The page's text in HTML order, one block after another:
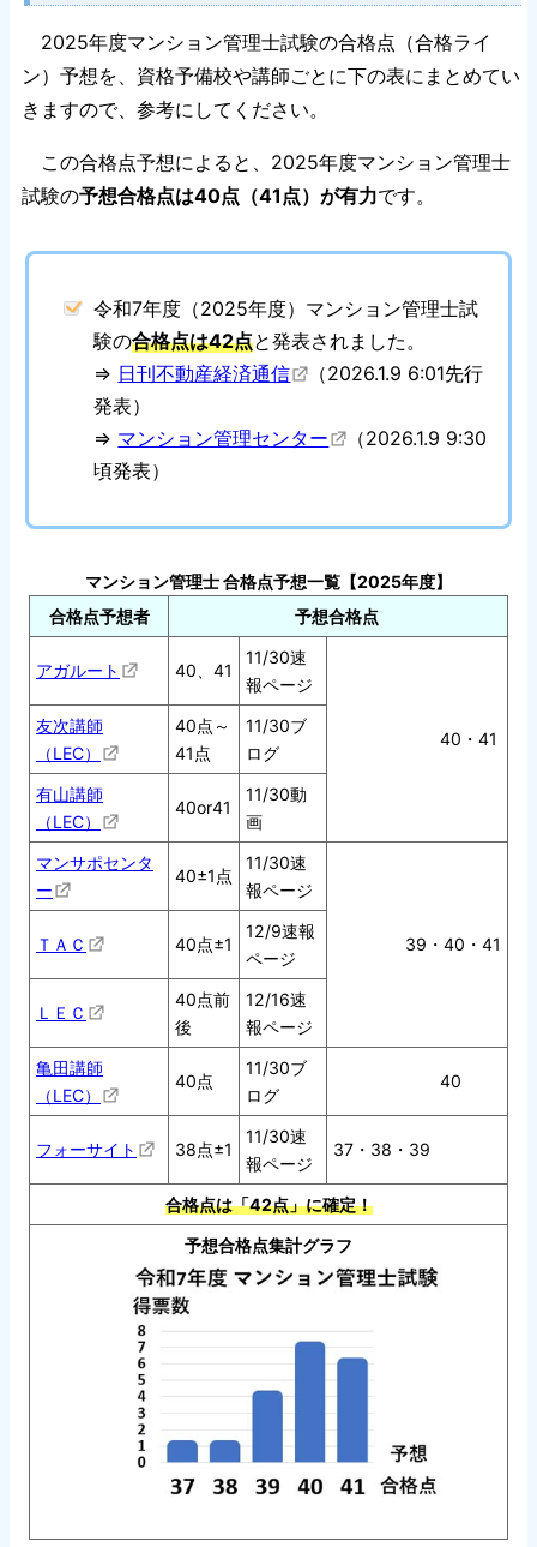
2025年度マンション管理士試験の合格点（合格ライ
ン）予想を、資格予備校や講師ごとに下の表にまとめてい
きますので、参考にしてください。
この合格点予想によると、2025年度マンション管理士
試験の予想合格点は40点（41点）が有力です。
令和7年度（2025年度）マンション管理士試
験の合格点は42点と発表されました。
⇒ 日刊不動産経済通信
（2026.1.9 6:01先行
発表）
⇒ マンション管理センター
（2026.1.9 9:30
頃発表）
マンション管理士 合格点予想一覧【2025年度】
合格点予想者
予想合格点
アガルート 40、41
11/30速
報ページ
40・41
友次講師
（LEC）
40点～
41点
11/30ブ
ログ
有山講師
（LEC）
40or41
11/30動
画
マンサポセンタ
ー
40±1点
11/30速
報ページ
39・40・41
ＴＡＣ 40点±1
12/9速報
ページ
ＬＥＣ
40点前
後
12/16速
報ページ
亀田講師
（LEC）
40点
11/30ブ
ログ
40
フォーサイト 38点±1
11/30速
報ページ
37・38・39
合格点は「42点」に確定！
予想合格点集計グラフ